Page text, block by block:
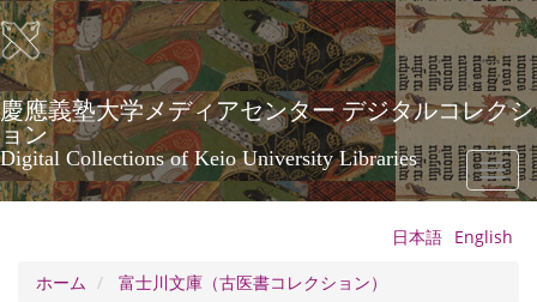
メ
イ
ン
コ
ン
テ
ン
ツ
に
慶應義塾大学メディアセンター デジタルコレクシ
ョン
Digital Collections of Keio University Libraries
Toggle
日本語 English
ホーム
富士川文庫（古医書コレクション）